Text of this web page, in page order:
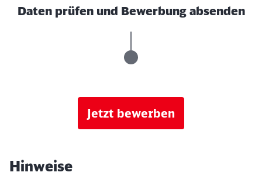
Daten prüfen und Bewerbung absenden
Jetzt bewerben
Hinweise